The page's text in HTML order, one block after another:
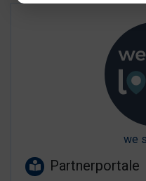
we
Partnerportale